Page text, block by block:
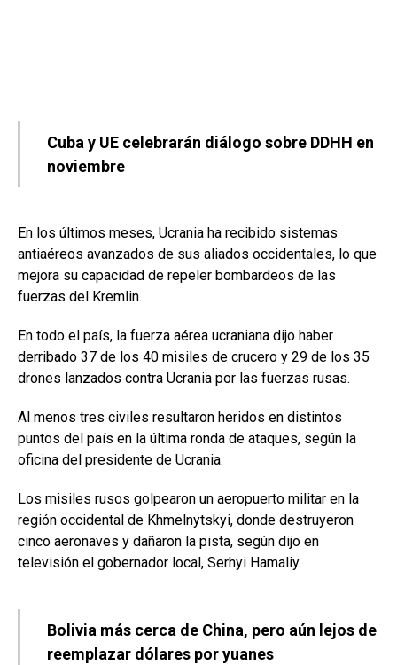
Cuba y UE celebrarán diálogo sobre DDHH en
noviembre
En los últimos meses, Ucrania ha recibido sistemas
antiaéreos avanzados de sus aliados occidentales, lo que
mejora su capacidad de repeler bombardeos de las
fuerzas del Kremlin.
En todo el país, la fuerza aérea ucraniana dijo haber
derribado 37 de los 40 misiles de crucero y 29 de los 35
drones lanzados contra Ucrania por las fuerzas rusas.
Al menos tres civiles resultaron heridos en distintos
puntos del país en la última ronda de ataques, según la
oficina del presidente de Ucrania.
Los misiles rusos golpearon un aeropuerto militar en la
región occidental de Khmelnytskyi, donde destruyeron
cinco aeronaves y dañaron la pista, según dijo en
televisión el gobernador local, Serhyi Hamaliy.
Bolivia más cerca de China, pero aún lejos de
reemplazar dólares por yuanes